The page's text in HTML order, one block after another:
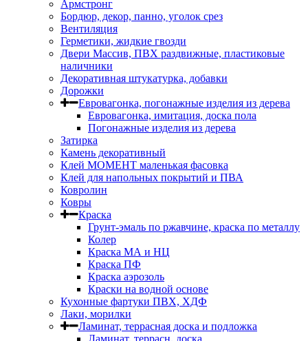
Армстронг
Бордюр, декор, панно, уголок срез
Вентиляция
Герметики, жидкие гвозди
Двери Массив, ПВХ раздвижные, пластиковые
наличники
Декоративная штукатурка, добавки
Дорожки
Евровагонка, погонажные изделия из дерева
Евровагонка, имитация, доска пола
Погонажные изделия из дерева
Затирка
Камень декоративный
Клей МОМЕНТ маленькая фасовка
Клей для напольных покрытий и ПВА
Ковролин
Ковры
Краска
Грунт-эмаль по ржавчине, краска по металлу
Колер
Краска МА и НЦ
Краска ПФ
Краска аэрозоль
Краски на водной основе
Кухонные фартуки ПВХ, ХДФ
Лаки, морилки
Ламинат, террасная доска и подложка
Ламинат, террасн. доска